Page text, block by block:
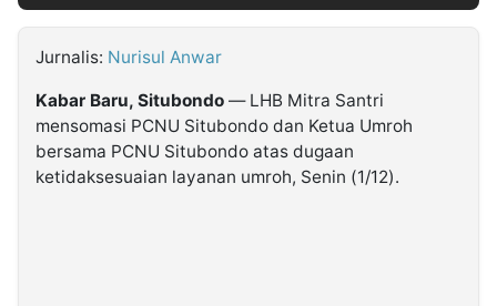
Jurnalis: Nurisul Anwar
Kabar Baru, Situbondo — LHB Mitra Santri
mensomasi PCNU Situbondo dan Ketua Umroh
bersama PCNU Situbondo atas dugaan
ketidaksesuaian layanan umroh, Senin (1/12).